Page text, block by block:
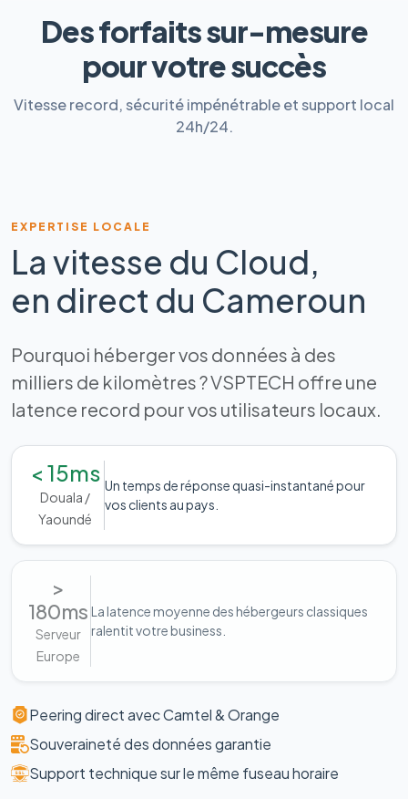
Des forfaits sur-mesure
pour votre succès
Vitesse record, sécurité impénétrable et support local
24h/24.
EXPERTISE LOCALE
La vitesse du Cloud,
en direct du Cameroun
Pourquoi héberger vos données à des
milliers de kilomètres ? VSPTECH offre une
latence record pour vos utilisateurs locaux.
< 15ms
Douala /
Yaoundé
Un temps de réponse quasi-instantané pour
vos clients au pays.
>
180ms
Serveur
Europe
La latence moyenne des hébergeurs classiques
ralentit votre business.
Peering direct avec Camtel & Orange
Souveraineté des données garantie
Support technique sur le même fuseau horaire